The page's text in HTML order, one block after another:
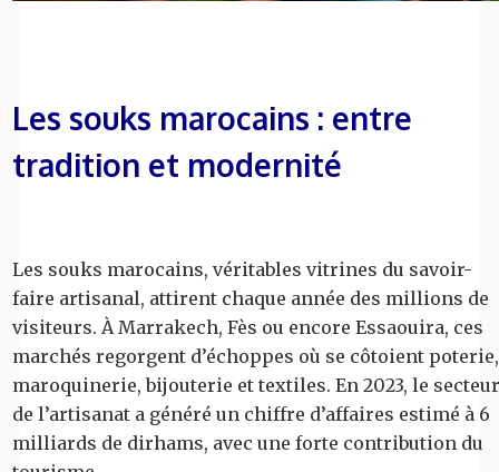
Les souks marocains : entre
tradition et modernité
Les souks marocains, véritables vitrines du savoir-
faire artisanal, attirent chaque année des millions de
visiteurs. À Marrakech, Fès ou encore Essaouira, ces
marchés regorgent d’échoppes où se côtoient poterie,
maroquinerie, bijouterie et textiles. En 2023, le secteur
de l’artisanat a généré un chiffre d’affaires estimé à 6
milliards de dirhams, avec une forte contribution du